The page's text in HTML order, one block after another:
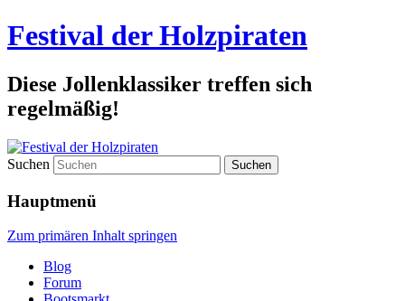
Festival der Holzpiraten
Diese Jollenklassiker treffen sich
regelmäßig!
Suchen
Hauptmenü
Zum primären Inhalt springen
Blog
Forum